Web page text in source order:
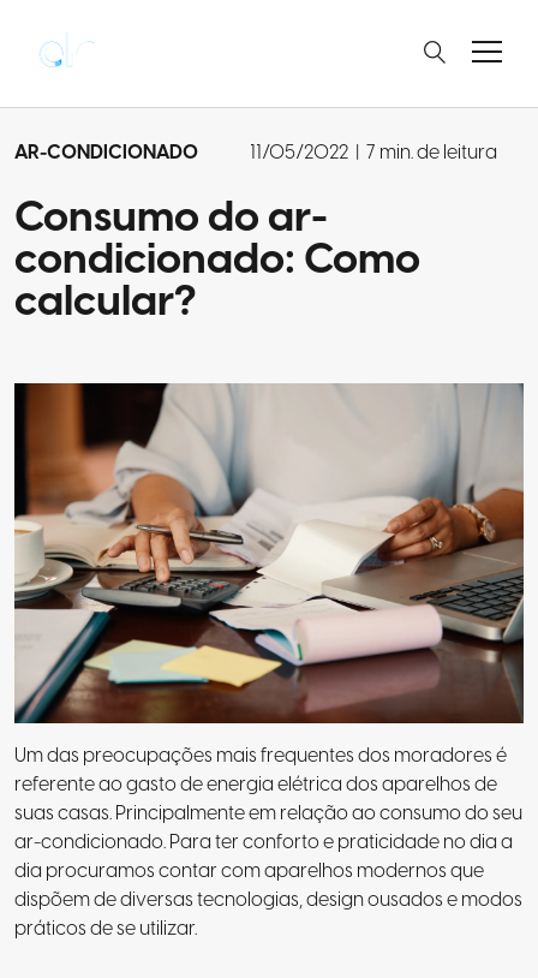
AR-CONDICIONADO 11/05/2022 | 7 min. de leitura
Consumo do ar-
condicionado: Como
calcular?
Um das preocupações mais frequentes dos moradores é
referente ao gasto de energia elétrica dos aparelhos de
suas casas. Principalmente em relação ao consumo do seu
ar-condicionado. Para ter conforto e praticidade no dia a
dia procuramos contar com aparelhos modernos que
dispõem de diversas tecnologias, design ousados e modos
práticos de se utilizar.